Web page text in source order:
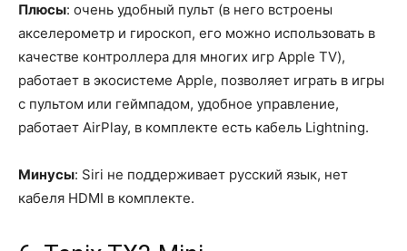
Плюсы: очень удобный пульт (в него встроены
акселерометр и гироскоп, его можно использовать в
качестве контроллера для многих игр Apple TV),
работает в экосистеме Apple, позволяет играть в игры
с пультом или геймпадом, удобное управление,
работает AirPlay, в комплекте есть кабель Lightning.
Минусы: Siri не поддерживает русский язык, нет
кабеля HDMI в комплекте.